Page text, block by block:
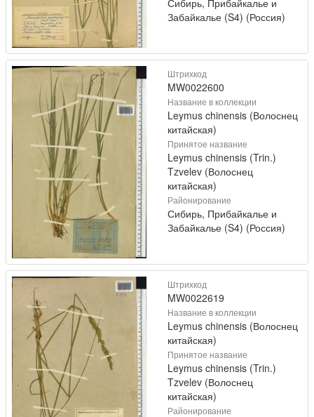
Забайкалье (S4) (Россия)
Штрихкод
MW0022600
Название в коллекции
Leymus chinensis (Волоснец
китайская)
Принятое название
Leymus chinensis (Trin.)
Tzvelev (Волоснец
китайская)
Районирование
Сибирь, Прибайкалье и
Забайкалье (S4) (Россия)
Штрихкод
MW0022619
Название в коллекции
Leymus chinensis (Волоснец
китайская)
Принятое название
Leymus chinensis (Trin.)
Tzvelev (Волоснец
китайская)
Районирование